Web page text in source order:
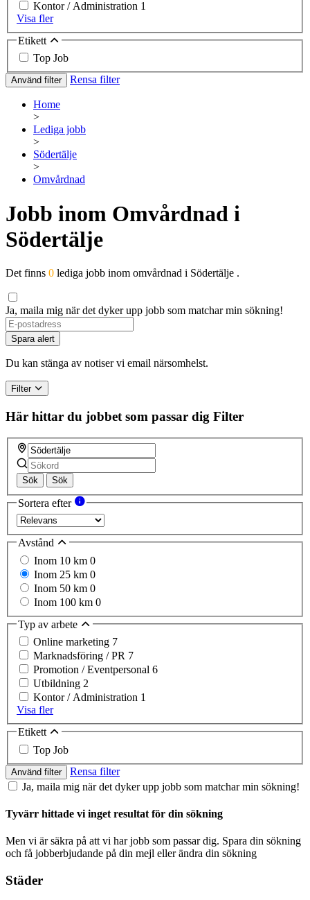
Kontor / Administration 1
Visa fler
Etikett
Top Job
Använd filter Rensa filter
Home
>
Lediga jobb
>
Södertälje
>
Omvårdnad
Jobb inom Omvårdnad i
Södertälje
Det finns 0 lediga jobb inom omvårdnad i Södertälje .
Ja, maila mig när det dyker upp jobb som matchar min sökning!
If
you
are
a
ignore
this
field
Spara alert
Du kan stänga av notiser vi email närsomhelst.
Filter
Här hittar du jobbet som passar dig Filter
Sök Sök
Sortera efter
Avstånd
Inom 10 km 0
Inom 25 km 0
Inom 50 km 0
Inom 100 km 0
Typ av arbete
Online marketing 7
Marknadsföring / PR 7
Promotion / Eventpersonal 6
Utbildning 2
Kontor / Administration 1
Visa fler
Etikett
Top Job
Använd filter
Rensa filter
Ja, maila mig när det dyker upp jobb som matchar min sökning!
Tyvärr hittade vi inget resultat för din sökning
Men vi är säkra på att vi har jobb som passar dig. Spara din sökning
och få jobberbjudande på din mejl eller ändra din sökning
Städer